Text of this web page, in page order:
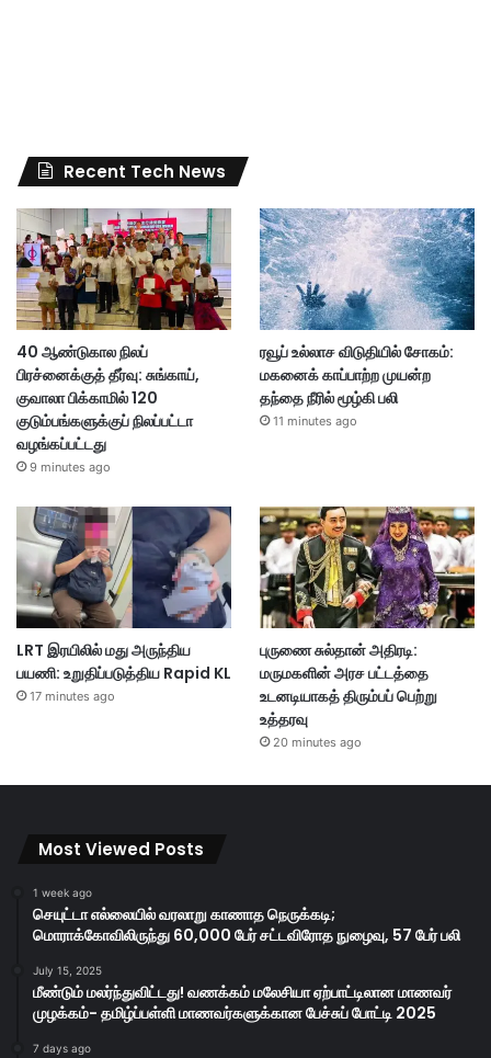
Recent Tech News
40 ஆண்டுகால நிலப்
பிரச்னைக்குத் தீர்வு: சுங்காய்,
குவாலா பிக்காமில் 120
குடும்பங்களுக்குப் நிலப்பட்டா
வழங்கப்பட்டது
9 minutes ago
ரவூப் உல்லாச விடுதியில் சோகம்:
மகனைக் காப்பாற்ற முயன்ற
தந்தை நீரில் மூழ்கி பலி
11 minutes ago
LRT இரயிலில் மது அருந்திய
பயணி: உறுதிப்படுத்திய Rapid KL
17 minutes ago
புருணை சுல்தான் அதிரடி:
மருமகளின் அரச பட்டத்தை
உடனடியாகத் திரும்பப் பெற்று
உத்தரவு
20 minutes ago
Most Viewed Posts
1 week ago
செயுட்டா எல்லையில் வரலாறு காணாத நெருக்கடி;
மொராக்கோவிலிருந்து 60,000 பேர் சட்டவிரோத நுழைவு, 57 பேர் பலி
July 15, 2025
மீண்டும் மலர்ந்துவிட்டது! வணக்கம் மலேசியா ஏற்பாட்டிலான மாணவர்
முழக்கம்- தமிழ்ப்பள்ளி மாணவர்களுக்கான பேச்சுப் போட்டி 2025
7 days ago